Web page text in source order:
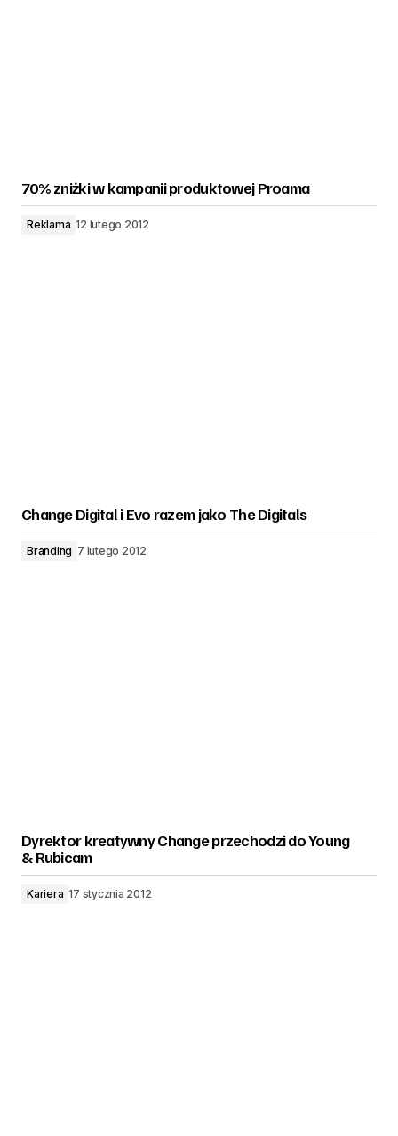
70% zniżki w kampanii produktowej Proama
Reklama 12 lutego 2012
Change Digital i Evo razem jako The Digitals
Branding 7 lutego 2012
Dyrektor kreatywny Change przechodzi do Young
& Rubicam
Kariera 17 stycznia 2012